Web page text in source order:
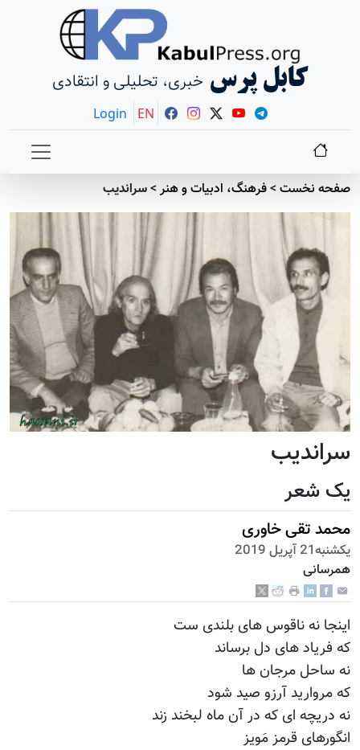
کابل پرس خبری، تحلیلی و انتقادی
Login EN
صفحه نخست>فرهنگ، ادبیات و هنر>سراندیب
سراندیب
یک شعر
محمد تقی خاوری
يكشنبه21 آپریل 2019
همرسانی
اینجا نه ناقوس های بلندی ست
که فریاد های دل برساند
نه ساحل مرجان ها
که مروارید آرزو صید شود
نه دریچه ای که در آن ماه لبخند زند
انگورهای قرمز مَویز